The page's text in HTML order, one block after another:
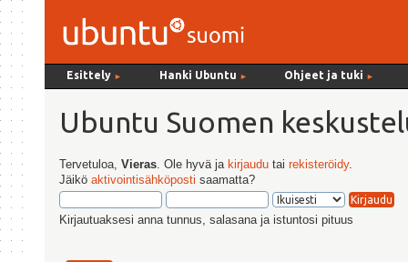
Esittely ► Hanki Ubuntu ► Ohjeet ja tuki ►
Ubuntu Suomen
Tervetuloa,Vieras . Ole hyvä ja kirjaudu tairekisteröidy.
Jäiköaktivointisähköposti saamatta?
Kirjautuaksesi anna tunnus, salasana ja istuntosi pituus